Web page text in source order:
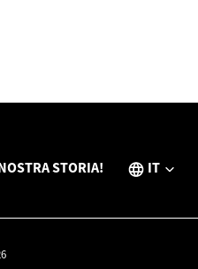
STORIA! IT